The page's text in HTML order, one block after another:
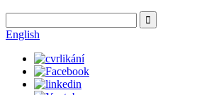
English